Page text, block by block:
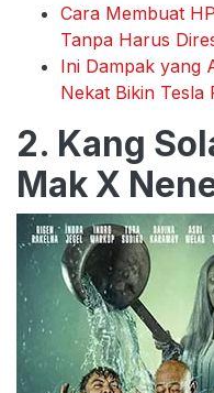
Cara Membuat
Tanpa Harus
Ini Dampak yang
Nekat Bikin Tesla
2. Kang
Mak X